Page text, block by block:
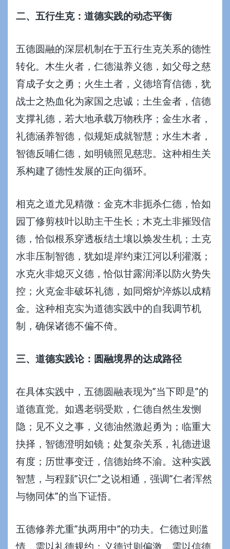
二、五行生克：道德实践的动态平衡
五德圆融的深层机制在于五行生克关系的德性
转化。木生火者，仁德滋养义德，如父母之慈
育成子女之勇；火生土者，义德培育信德，犹
战士之热血化为家国之忠诚；土生金者，信德
支撑礼德，若大地承载万物秩序；金生水者，
礼德涵养智德，似规矩成就智慧；水生木者，
智德反哺仁德，如明镜照见慈悲。这种相生关
系构建了德性发展的正向循环。
相克之道尤见精微：金克木非扼杀仁德，恰如
园丁修剪枝叶以助主干生长；木克土非摧毁信
德，恰似根系穿透板结土壤以焕发生机；土克
水非压制智德，犹如堤岸约束江河以利灌溉；
水克火非熄灭义德，恰似甘露润泽以防火势失
控；火克金非破坏礼德，如同熔炉淬炼以成精
金。这种相克实为道德实践中的自我调节机
制，确保诸德不偏不倚。
三、道德实践论：圆融境界的达成路径
在具体实践中，五德圆融表现为”当下即是”的
道德直觉。如遇老弱受欺，仁德自然生发恻
隐；见不义之事，义德油然激起勇为；临重大
抉择，智德澄明如镜；处复杂关系，礼德进退
有度；历世事变迁，信德始终不渝。这种实践
智慧，与程颢”识仁”之说相通，强调”仁者浑然
与物同体”的当下证悟。
五德修养尤重”执两用中”的功夫。仁德过则滥